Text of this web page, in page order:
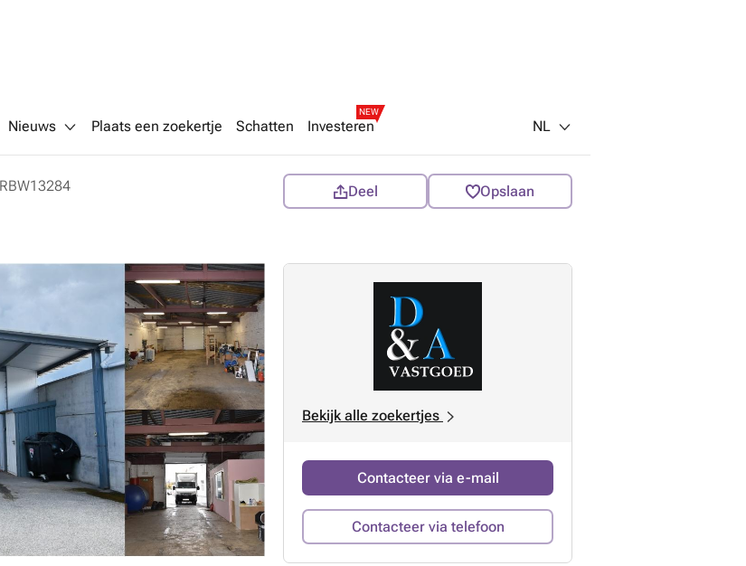
Nieuws Plaats een zoekertje Schatten Investeren
NEW
NL
RBW13284 Deel Opslaan
Bekijk alle zoekertjes
Contacteer via e-mail
Contacteer via telefoon